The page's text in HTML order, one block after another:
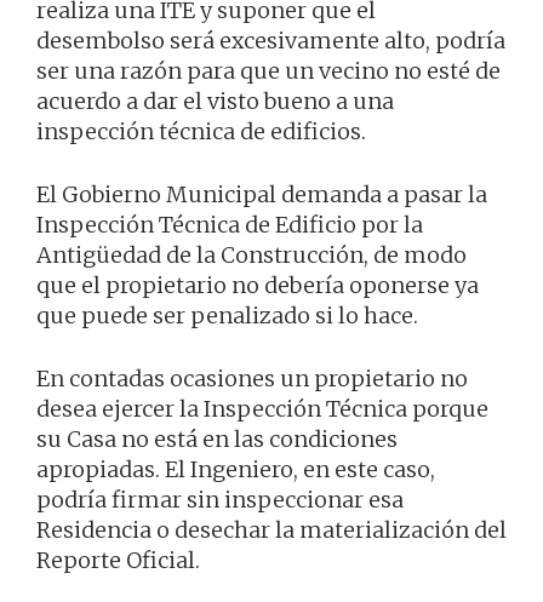
realiza una ITE y suponer que el
desembolso será excesivamente alto, podría
ser una razón para que un vecino no esté de
acuerdo a dar el visto bueno a una
inspección técnica de edificios.
El Gobierno Municipal demanda a pasar la
Inspección Técnica de Edificio por la
Antigüedad de la Construcción, de modo
que el propietario no debería oponerse ya
que puede ser penalizado si lo hace.
En contadas ocasiones un propietario no
desea ejercer la Inspección Técnica porque
su Casa no está en las condiciones
apropiadas. El Ingeniero, en este caso,
podría firmar sin inspeccionar esa
Residencia o desechar la materialización del
Reporte Oficial.